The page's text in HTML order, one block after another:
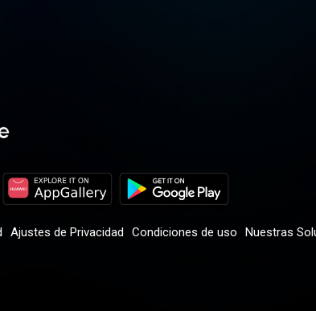
Ajustes de Privacidad Condiciones de uso Nuestras